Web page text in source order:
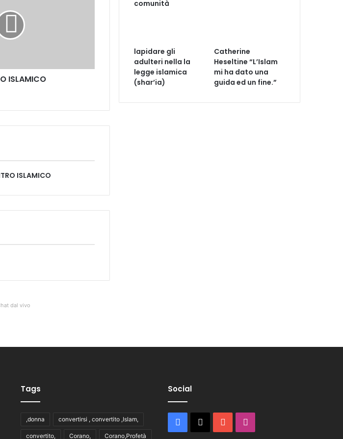
ISLAMICO
ISLAMICO
comunità
lapidare gli
adulteri nella la
legge islamica
(shar’ia)
Catherine
Heseltine “L’Islam
mi ha dato una
guida ed un fine.”
dal vivo
Tags
,donna convertirsi , convertito ,Islam,
convertito, Corano, Corano,Profetà
Social
Facebook